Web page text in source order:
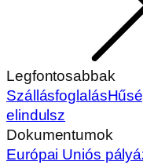
Legfontosabbak
Szállásfoglalás
elindulsz
Dokumentumok
Európai Uniós